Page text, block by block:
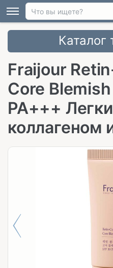
Каталог
Fraijour
Core
PA+++
коллагеном